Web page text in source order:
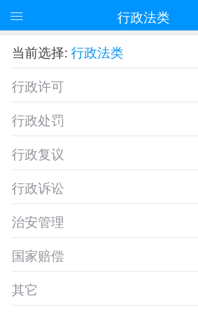
行政法类
当前选择: 行政法类
行政许可
行政处罚
行政复议
行政诉讼
治安管理
国家赔偿
其它